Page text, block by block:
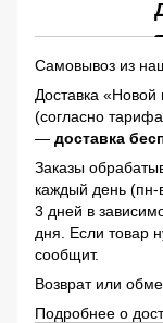
Самовывоз из
Доставка
(согласно
— доставка
Заказы
каждый день (пн-
3 дней в
дня. Если товар
сообщит.
Возврат или
Подробнее о